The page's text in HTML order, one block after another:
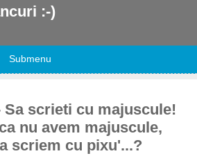
:-)
Submenu
Sa scrieti cu majuscule!
nu avem majuscule,
scriem cu pixu'...?